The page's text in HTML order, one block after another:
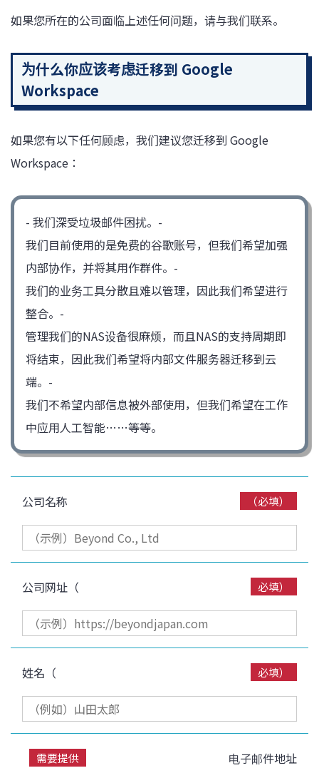
如果您所在的公司面临上述任何问题，请与我们联系。
为什么你应该考虑迁移到 Google
Workspace
如果您有以下任何顾虑，我们建议您迁移到 Google
Workspace：
- 我们深受垃圾邮件困扰。-
我们目前使用的是免费的谷歌账号，但我们希望加强
内部协作，并将其用作群件。-
我们的业务工具分散且难以管理，因此我们希望进行
整合。-
管理我们的NAS设备很麻烦，而且NAS的支持周期即
将结束，因此我们希望将内部文件服务器迁移到云
端。-
我们不希望内部信息被外部使用，但我们希望在工作
中应用人工智能……等等。
公司名称 （必填）
公司网址（ 必填）
姓名（ 必填）
需要提供 电子邮件地址